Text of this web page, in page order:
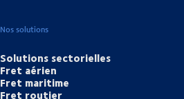
Nos solutions
Solutions sectorielles
Fret aérien
Fret maritime
Fret routier